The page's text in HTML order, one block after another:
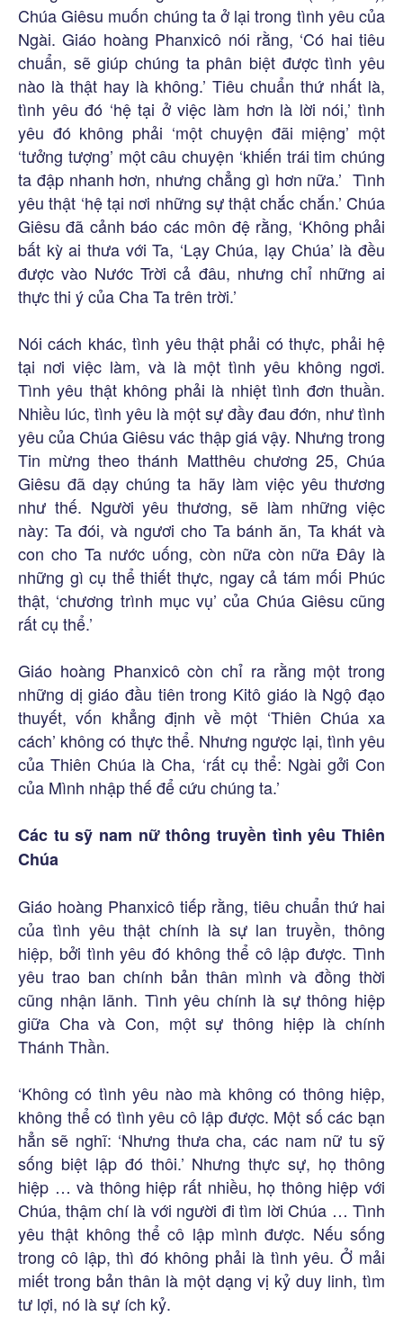
Chúa Giêsu muốn chúng ta ở lại trong tình yêu của
Ngài. Giáo hoàng Phanxicô nói rằng, ‘Có hai tiêu
chuẩn, sẽ giúp chúng ta phân biệt được tình yêu
nào là thật hay là không.’ Tiêu chuẩn thứ nhất là,
tình yêu đó ‘hệ tại ở việc làm hơn là lời nói,’ tình
yêu đó không phải ‘một chuyện đãi miệng’ một
‘tưởng tượng’ một câu chuyện ‘khiến trái tim chúng
ta đập nhanh hơn, nhưng chẳng gì hơn nữa.’ Tình
yêu thật ‘hệ tại nơi những sự thật chắc chắn.’ Chúa
Giêsu đã cảnh báo các môn đệ rằng, ‘Không phải
bất kỳ ai thưa với Ta, ‘Lạy Chúa, lạy Chúa’ là đều
được vào Nước Trời cả đâu, nhưng chỉ những ai
thực thi ý của Cha Ta trên trời.’
Nói cách khác, tình yêu thật phải có thực, phải hệ
tại nơi việc làm, và là một tình yêu không ngơi.
Tình yêu thật không phải là nhiệt tình đơn thuần.
Nhiều lúc, tình yêu là một sự đầy đau đớn, như tình
yêu của Chúa Giêsu vác thập giá vậy. Nhưng trong
Tin mừng theo thánh Matthêu chương 25, Chúa
Giêsu đã dạy chúng ta hãy làm việc yêu thương
như thế. Người yêu thương, sẽ làm những việc
này: Ta đói, và ngươi cho Ta bánh ăn, Ta khát và
con cho Ta nước uống, còn nữa còn nữa Đây là
những gì cụ thể thiết thực, ngay cả tám mối Phúc
thật, ‘chương trình mục vụ’ của Chúa Giêsu cũng
rất cụ thể.’
Giáo hoàng Phanxicô còn chỉ ra rằng một trong
những dị giáo đầu tiên trong Kitô giáo là Ngộ đạo
thuyết, vốn khẳng định về một ‘Thiên Chúa xa
cách’ không có thực thể. Nhưng ngược lại, tình yêu
của Thiên Chúa là Cha, ‘rất cụ thể: Ngài gởi Con
của Mình nhập thế để cứu chúng ta.’
Các tu sỹ nam nữ thông truyền tình yêu Thiên
Chúa
Giáo hoàng Phanxicô tiếp rằng, tiêu chuẩn thứ hai
của tình yêu thật chính là sự lan truyền, thông
hiệp, bởi tình yêu đó không thể cô lập được. Tình
yêu trao ban chính bản thân mình và đồng thời
cũng nhận lãnh. Tình yêu chính là sự thông hiệp
giữa Cha và Con, một sự thông hiệp là chính
Thánh Thần.
‘Không có tình yêu nào mà không có thông hiệp,
không thể có tình yêu cô lập được. Một số các bạn
hẳn sẽ nghĩ: ‘Nhưng thưa cha, các nam nữ tu sỹ
sống biệt lập đó thôi.’ Nhưng thực sự, họ thông
hiệp … và thông hiệp rất nhiều, họ thông hiệp với
Chúa, thậm chí là với người đi tìm lời Chúa … Tình
yêu thật không thể cô lập mình được. Nếu sống
trong cô lập, thì đó không phải là tình yêu. Ở mải
miết trong bản thân là một dạng vị kỷ duy linh, tìm
tư lợi, nó là sự ích kỷ.